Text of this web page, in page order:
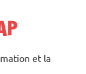
et la